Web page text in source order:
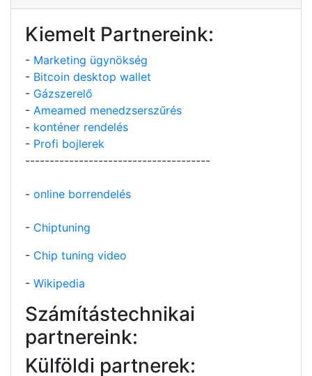
Kiemelt Partnereink:
- Marketing ügynökség
- Bitcoin desktop wallet
- Gázszerelő
- Ameamed menedzserszűrés
- konténer rendelés
- Profi bojlerek
--------------------------------------
- online borrendelés
- Chiptuning
- Chip tuning video
- Wikipedia
Számítástechnikai
partnereink:
Külföldi partnerek: